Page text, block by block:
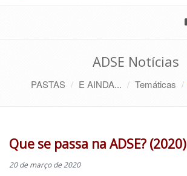
ADSE Notícias
PASTAS E AINDA... Temáticas
Que se passa na ADSE? (2020)
20 de março de 2020